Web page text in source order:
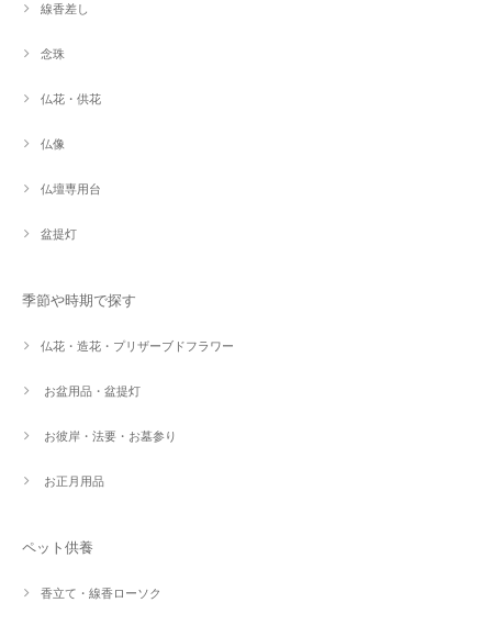
線香差し
念珠
仏花・供花
仏像
仏壇専用台
盆提灯
季節や時期で探す
仏花・造花・プリザーブドフラワー
お盆用品・盆提灯
お彼岸・法要・お墓参り
お正月用品
ペット供養
香立て・線香ローソク